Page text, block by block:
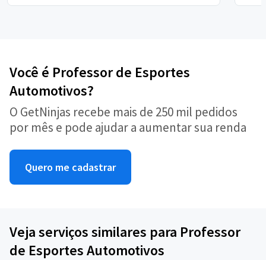
Você é Professor de Esportes
Automotivos?
O GetNinjas recebe mais de 250 mil pedidos
por mês e pode ajudar a aumentar sua renda
Quero me cadastrar
Veja serviços similares para Professor
de Esportes Automotivos